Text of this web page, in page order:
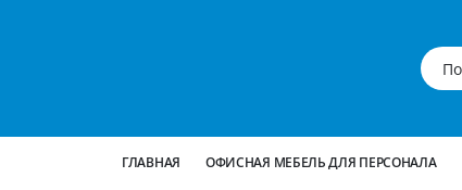
ГЛАВНАЯ ОФИСНАЯ МЕБЕЛЬ ДЛЯ ПЕРСОНАЛА